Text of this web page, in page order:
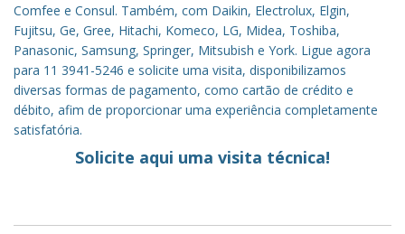
Comfee e Consul. Também, com Daikin, Electrolux, Elgin,
Fujitsu, Ge, Gree, Hitachi, Komeco, LG, Midea, Toshiba,
Panasonic, Samsung, Springer, Mitsubish e York. Ligue agora
para 11 3941-5246 e solicite uma visita, disponibilizamos
diversas formas de pagamento, como cartão de crédito e
débito, afim de proporcionar uma experiência completamente
satisfatória.
Solicite aqui uma visita técnica!